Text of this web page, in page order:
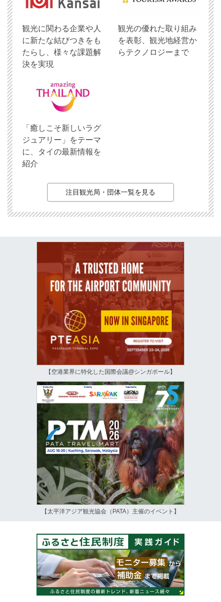
観光に関わる企業や人
に新たな結びつきをも
たらし、様々な課題解
決を実現
観光の優れた取り組み
を表彰、観光地経営か
らテクノロジーまで
「癒しこそ新しいラグ
ジュアリー」をテーマ
に、タイの最新情報を
紹介
注目観光局・団体一覧を見る
【空港業界に特化した国際会議@シンガポール】
【太平洋アジア観光協会（PATA）主催のイベント】